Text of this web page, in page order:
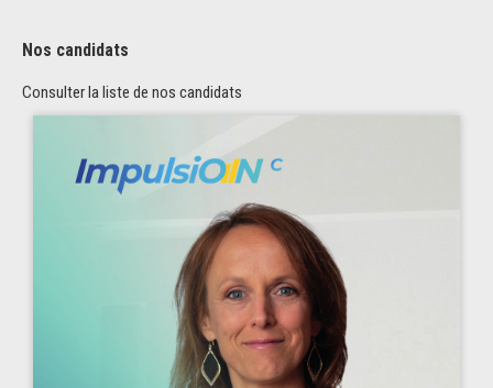
Nos candidats
Consulter la liste de nos candidats